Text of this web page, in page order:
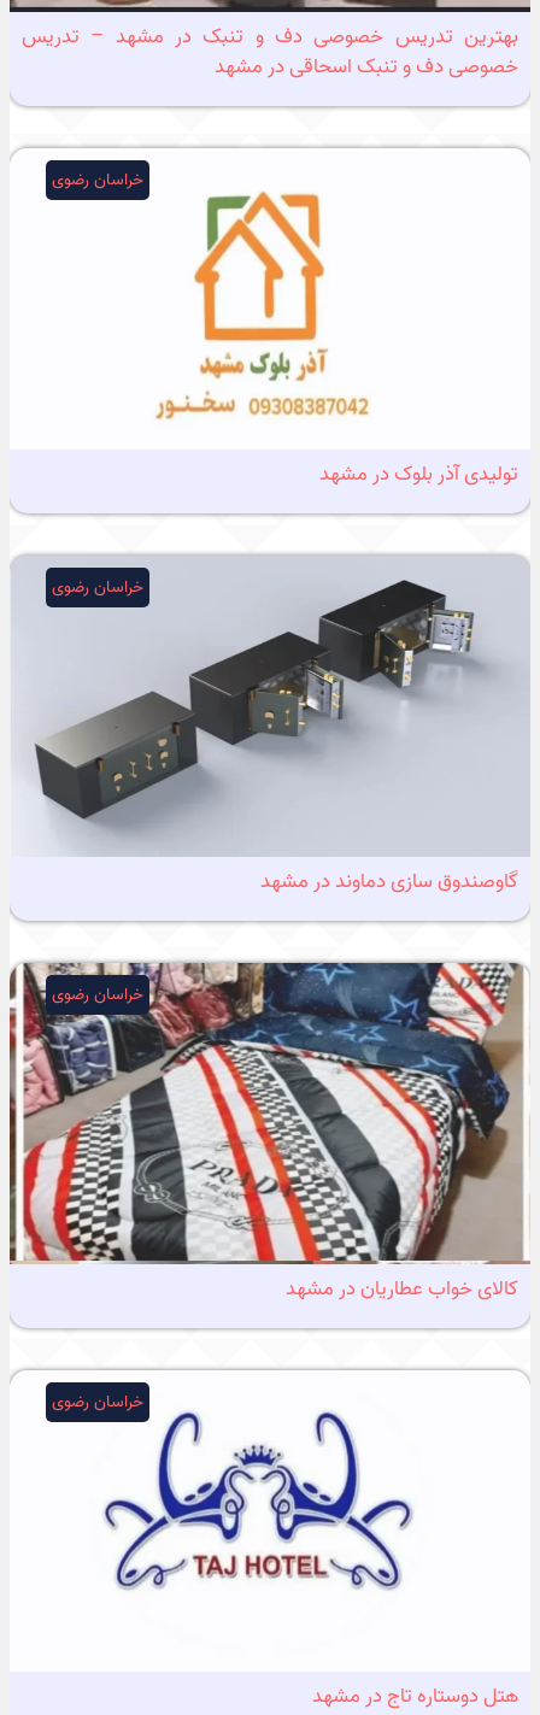
بهترین تدریس خصوصی دف و تنبک در مشهد – تدریس
خصوصی دف و تنبک اسحاقی در مشهد
خراسان رضوی
تولیدی آذر بلوک در مشهد
خراسان رضوی
گاوصندوق سازی دماوند در مشهد
خراسان رضوی
کالای خواب عطاریان در مشهد
خراسان رضوی
هتل دوستاره تاج در مشهد